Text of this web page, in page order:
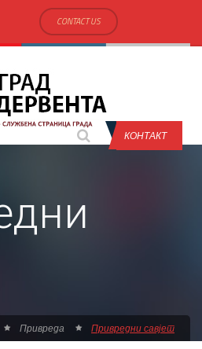
CONTACT US
КОНТАКТ
Привреда Привредни савјет